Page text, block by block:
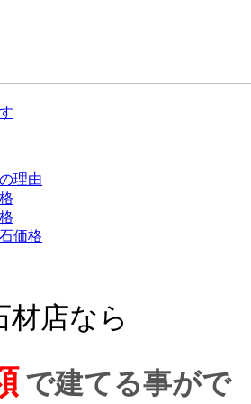
理由
価格
材店なら
で建てる事がで